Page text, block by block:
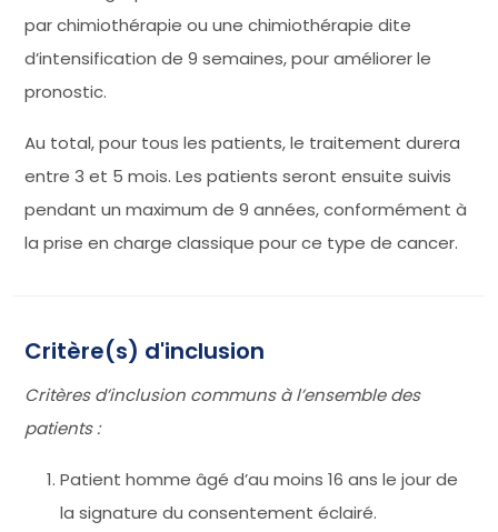
par chimiothérapie ou une chimiothérapie dite
d’intensification de 9 semaines, pour améliorer le
pronostic.
Au total, pour tous les patients, le traitement durera
entre 3 et 5 mois. Les patients seront ensuite suivis
pendant un maximum de 9 années, conformément à
la prise en charge classique pour ce type de cancer.
Critère(s) d'inclusion
Critères d’inclusion communs à l’ensemble des
patients :
Patient homme âgé d’au moins 16 ans le jour de
la signature du consentement éclairé.